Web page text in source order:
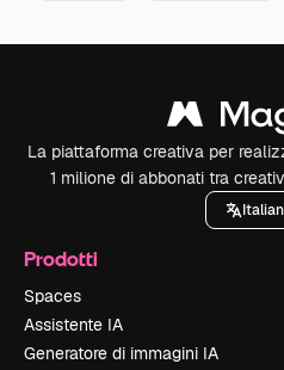
La piattaforma creativa per
1 milione di abbonati tra
Prodotti
Spaces
Assistente IA
Generatore di immagini IA